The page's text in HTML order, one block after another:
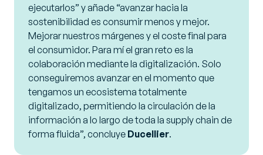
ejecutarlos” y añade “avanzar hacia la
sostenibilidad es consumir menos y mejor.
Mejorar nuestros márgenes y el coste final para
el consumidor. Para mí el gran reto es la
colaboración mediante la digitalización. Solo
conseguiremos avanzar en el momento que
tengamos un ecosistema totalmente
digitalizado, permitiendo la circulación de la
información a lo largo de toda la supply chain de
forma fluida”, concluye Ducellier.